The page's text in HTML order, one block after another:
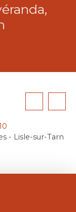
- Lisle-sur-Tarn